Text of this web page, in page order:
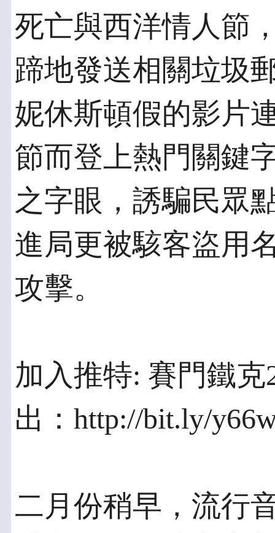
死亡與西洋情人節
蹄地發送相關垃圾
妮休斯頓假的影片
節而登上熱門關鍵
之字眼，誘騙民眾
進局更被駭客盜用
攻擊。
加入推特: 賽門鐵
出：http://bit.ly/
二月份稍早，流行